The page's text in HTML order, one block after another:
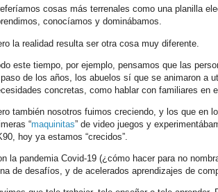
cosas más terrenales como una planilla
conocíamos y dominábamos.
la realidad resulta ser otra cosa muy diferente.
este tiempo, por ejemplo, pensamos que las
de los años, los abuelos sí que se animaron a
concretas, como hablar con familiares en
también nosotros fuimos creciendo, y los que en
“maquinitas” de video juegos y
hoy ya estamos “crecidos”.
la pandemia Covid-19 (¿cómo hacer para no
de desafíos, y de acelerados aprendizajes de